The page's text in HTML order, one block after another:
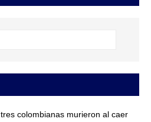
colombianas murieron al caer